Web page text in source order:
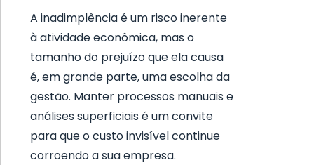
A inadimplência é um risco inerente
à atividade econômica, mas o
tamanho do prejuízo que ela causa
é, em grande parte, uma escolha da
gestão. Manter processos manuais e
análises superficiais é um convite
para que o custo invisível continue
corroendo a sua empresa.